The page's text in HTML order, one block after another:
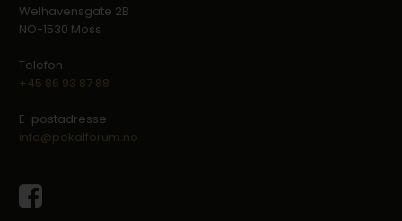
Welhavensgate 2B
NO-1530 Moss
Telefon
+45 86 93 87 88
E-postadresse
info@pokalforum.no